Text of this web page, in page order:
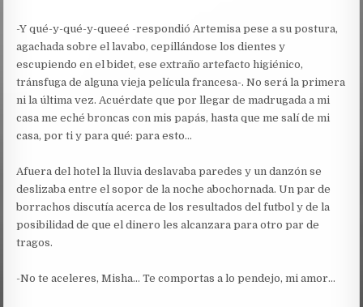
-Y qué-y-qué-y-queeé -respondió Artemisa pese a su postura,
agachada sobre el lavabo, cepillándose los dientes y
escupiendo en el bidet, ese extraño artefacto higiénico,
tránsfuga de alguna vieja película francesa-. No será la primera
ni la última vez. Acuérdate que por llegar de madrugada a mi
casa me eché broncas con mis papás, hasta que me salí de mi
casa, por ti y para qué: para esto…
Afuera del hotel la lluvia deslavaba paredes y un danzón se
deslizaba entre el sopor de la noche abochornada. Un par de
borrachos discutía acerca de los resultados del futbol y de la
posibilidad de que el dinero les alcanzara para otro par de
tragos.
-No te aceleres, Misha… Te comportas a lo pendejo, mi amor…